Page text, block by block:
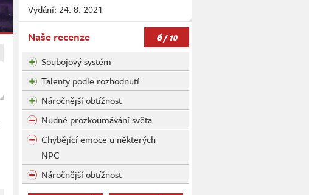
Vydání: 24. 8. 2021
Naše recenze 6/ 10
Soubojový systém
Talenty podle rozhodnutí
Náročnější obtížnost
Nudné prozkoumávání světa
Chybějící emoce u některých
NPC
Náročnější obtížnost